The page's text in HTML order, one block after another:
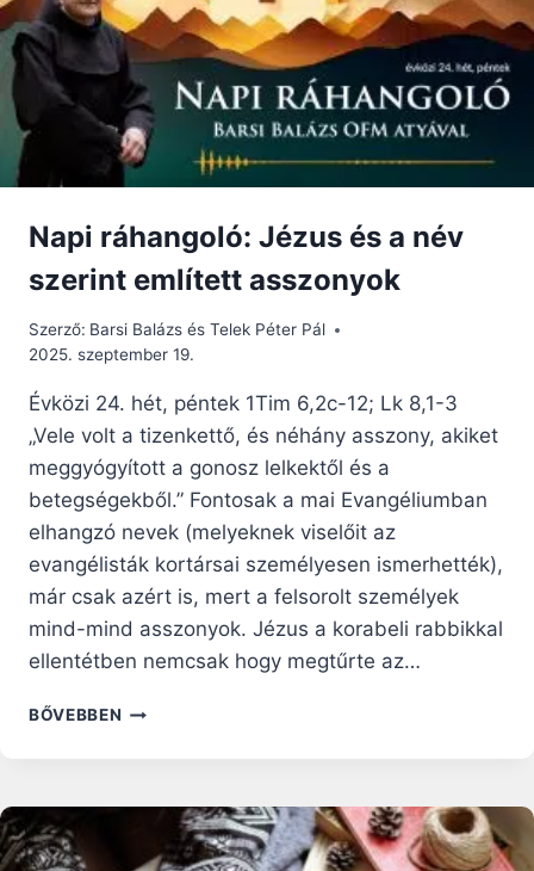
FERENC
PÁPA
ÚRANGYALA
IMÁJA
Napi ráhangoló: Jézus és a név
szerint említett asszonyok
Szerző: Barsi Balázs és Telek Péter Pál
2025. szeptember 19.
Évközi 24. hét, péntek 1Tim 6,2c-12; Lk 8,1-3
„Vele volt a tizenkettő, és néhány asszony, akiket
meggyógyított a gonosz lelkektől és a
betegségekből.” Fontosak a mai Evangéliumban
elhangzó nevek (melyeknek viselőit az
evangélisták kortársai személyesen ismerhették),
már csak azért is, mert a felsorolt személyek
mind-mind asszonyok. Jézus a korabeli rabbikkal
ellentétben nemcsak hogy megtűrte az…
BŐVEBBEN NAPI
A
SZERINT